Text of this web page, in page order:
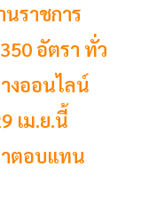
ราชการ
อัตรา ทั่ว
งออนไลน์
เม.ย.นี้
ตอบแทน